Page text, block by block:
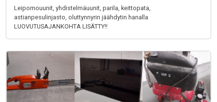
Leipomouunit, yhdistelmäuunit, parila, keittopata,
astianpesulinjasto, oluttynnyrin jäähdytin hanalla
LUOVUTUSAJANKOHTA LISÄTTY!!